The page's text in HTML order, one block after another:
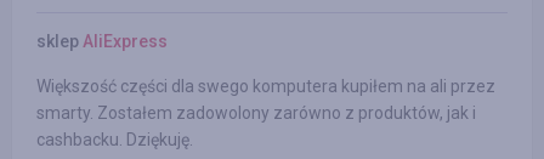
sklep AliExpress
Większość części dla swego komputera kupiłem na ali przez
smarty. Zostałem zadowolony zarówno z produktów, jak i
cashbacku. Dziękuję.